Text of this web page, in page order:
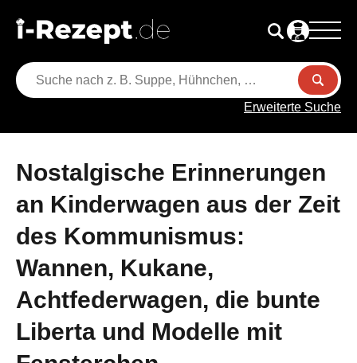
Erweiterte Suche
Nostalgische Erinnerungen
an Kinderwagen aus der Zeit
des Kommunismus:
Wannen, Kukane,
Achtfederwagen, die bunte
Liberta und Modelle mit